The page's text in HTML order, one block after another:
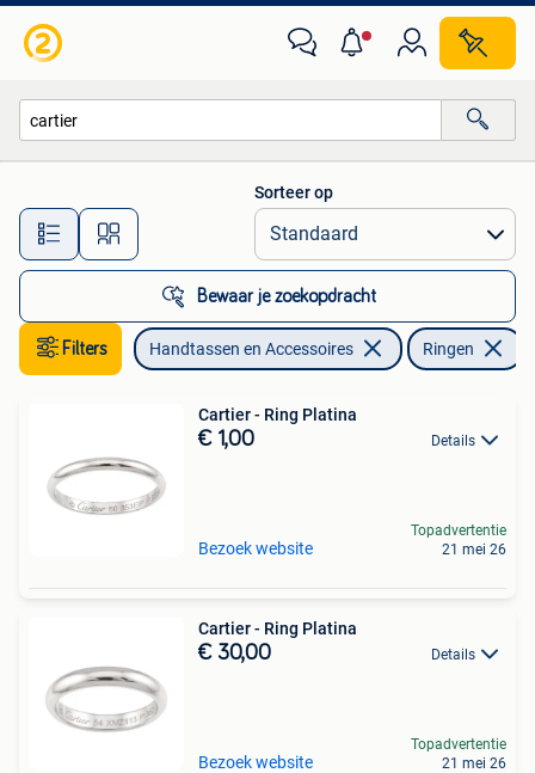
Alle afstanden…
Sorteer op
Bewaar je zoekopdracht
Filters Handtassen en Accessoires Ringen
Cartier - Ring Platina
€ 1,00 Details
Bezoek website
Topadvertentie
21 mei 26
Cartier - Ring Platina
€ 30,00 Details
Bezoek website
Topadvertentie
21 mei 26